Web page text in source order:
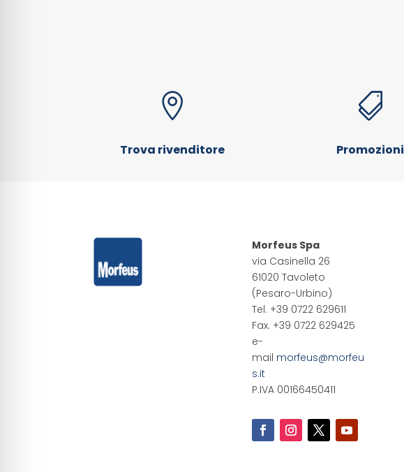

Trova rivenditore

Promozioni
Morfeus Spa
via Casinella 26
61020 Tavoleto
(Pesaro-Urbino)
Tel. +39 0722 629611
Fax. +39 0722 629425
e-
mail morfeus@morfeu
s.it
P.IVA 00166450411